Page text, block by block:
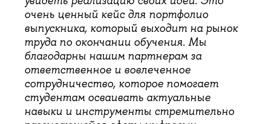
очень ценный кейс для портфолио
выпускника, который выходит на рынок
труда по окончании обучения. Мы
благодарны нашим партнерам за
ответственное и вовлеченное
сотрудничество, которое помогает
студентам осваивать актуальные
навыки и инструменты стремительно